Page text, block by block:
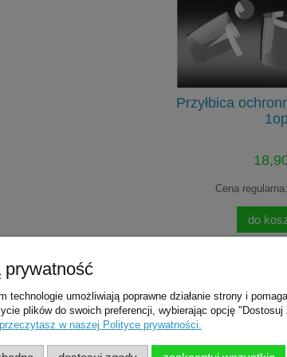
Przyłbica
Cena regularna:
do
Moje konto
prywatność
technologie umożliwiają poprawne działanie strony i
plików do swoich preferencji, wybierając opcję "Dostosuj
w naszej Polityce prywatności.